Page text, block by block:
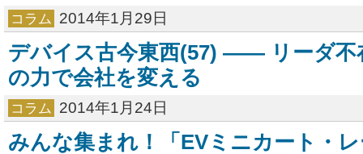
コラム 2014年1月29日
デバイス古今東西(57) ―― リーダ不
の力で会社を変える
コラム 2014年1月24日
みんな集まれ！「EVミニカート・